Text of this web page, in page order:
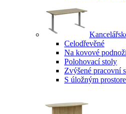
Celodřevěné
Na kovové podnoži
Polohovací stoly
Zvýšené pracovní
S úložným